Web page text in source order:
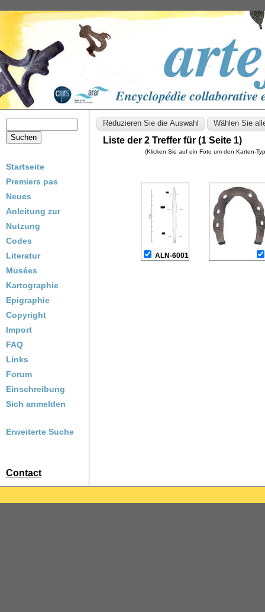
Startseite
Premiers pas
Neues
Anleitung zur
Nutzung
Codes
Literatur
Musées
Kartographie
Epigraphie
Copyright
Import
FAQ
Links
Forum
Einschreibung
Sich anmelden
Erweiterte Suche
Contact
Liste der 2 Treffer für (1 Seite 1)
(Klicken Sie auf ein Foto um den Karten-
ALN-6001